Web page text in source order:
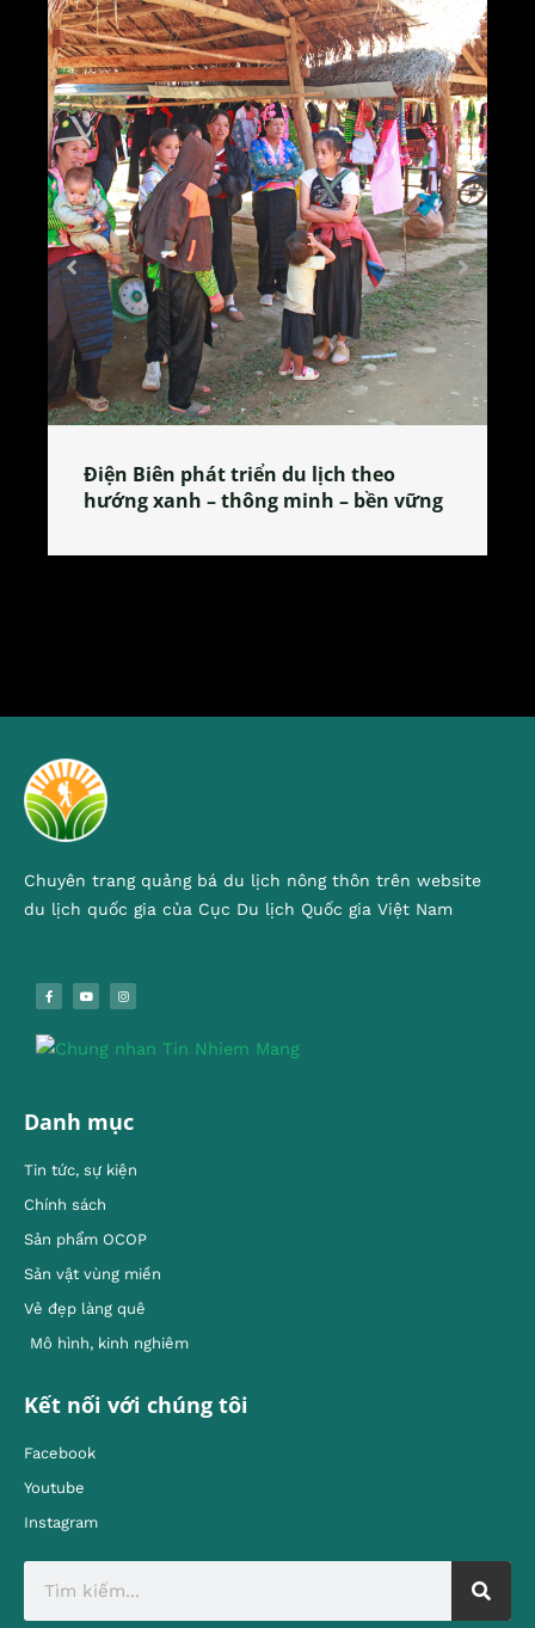
Làng làm bánh tẻ Phú Nhi – nơi lan
tỏa đặc sản xứ Đoài
Chuyên trang quảng bá du lịch nông thôn trên website
du lịch quốc gia của Cục Du lịch Quốc gia Việt Nam
Danh mục
Tin tức, sự kiện
Chính sách
Sản phẩm OCOP
Sản vật vùng miền
Vẻ đẹp làng quê
Mô hình, kinh nghiêm
Kết nối với chúng tôi
Facebook
Youtube
Instagram